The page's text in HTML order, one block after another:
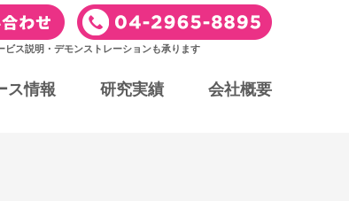
ス情報 研究実績 会社概要
ビス説明・デモンストレーションも承ります